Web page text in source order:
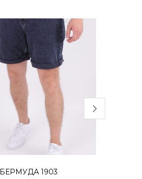
БЕРМУДА 1903